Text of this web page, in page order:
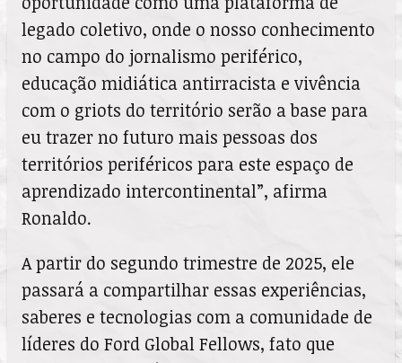
legado coletivo, onde o nosso conhecimento
no campo do jornalismo periférico,
educação midiática antirracista e vivência
com o griots do território serão a base para
eu trazer no futuro mais pessoas dos
territórios periféricos para este espaço de
aprendizado intercontinental”, afirma
Ronaldo.
A partir do segundo trimestre de 2025, ele
passará a compartilhar essas experiências,
saberes e tecnologias com a comunidade de
líderes do Ford Global Fellows, fato que